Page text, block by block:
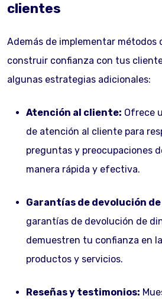
clientes
Además de implementar métodos
construir confianza con tus
algunas estrategias adicionales:
Atención al cliente: Ofrece
de atención al cliente para
preguntas y preocupaciones
manera rápida y efectiva.
Garantías de devolución
garantías de devolución de
demuestren tu confianza en
productos y servicios.
Reseñas y testimonios: